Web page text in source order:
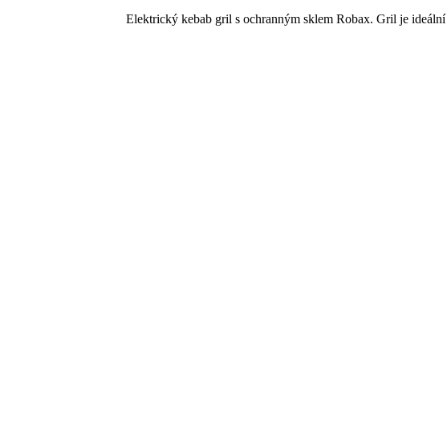
Elektrický kebab gril s ochranným sklem Robax. Gril je